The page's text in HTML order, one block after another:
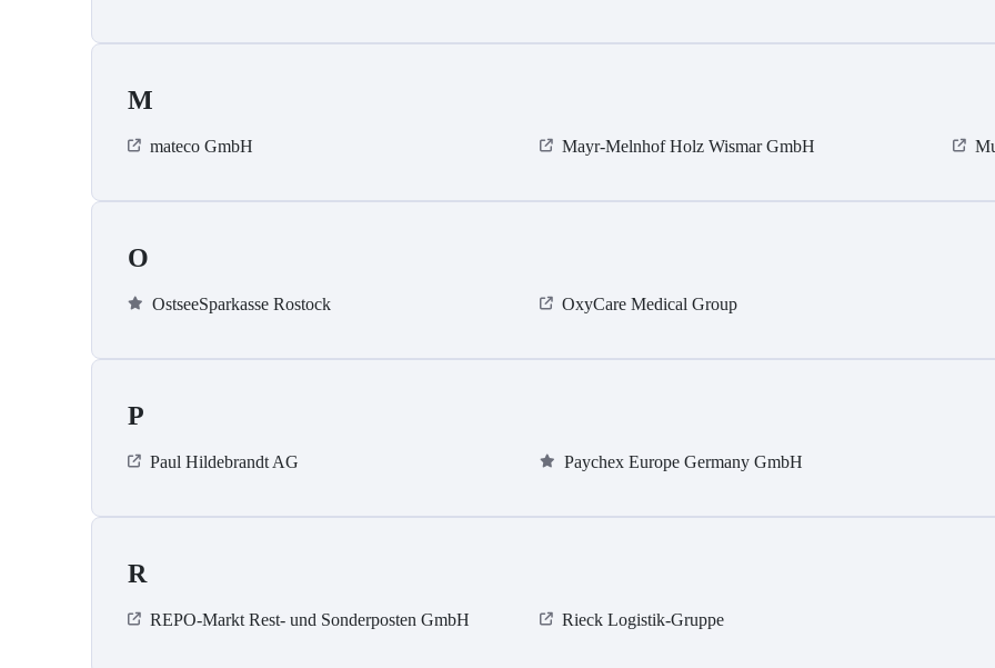
M
mateco GmbH Mayr-Melnhof Holz Wismar GmbH
O
OstseeSparkasse Rostock OxyCare Medical Group
P
Paul Hildebrandt AG Paychex Europe Germany GmbH
R
REPO-Markt Rest- und Sonderposten GmbH Rieck Logistik-Gruppe